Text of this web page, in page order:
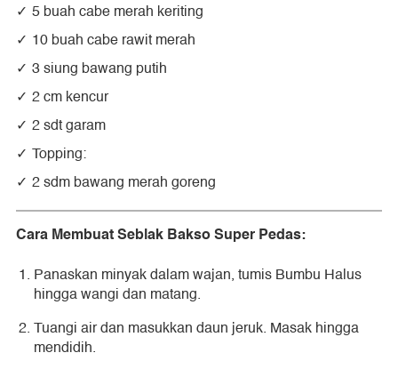
5 buah cabe merah keriting
10 buah cabe rawit merah
3 siung bawang putih
2 cm kencur
2 sdt garam
Topping:
2 sdm bawang merah goreng
Cara Membuat Seblak Bakso Super Pedas:
Panaskan minyak dalam wajan, tumis Bumbu Halus
hingga wangi dan matang.
Tuangi air dan masukkan daun jeruk. Masak hingga
mendidih.